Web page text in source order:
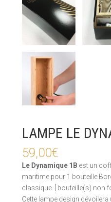
LAMPE LE
59,00€
Le Dynamique 1B est un
maritime pour 1 bouteille
classique. [ bouteille(s) non
Cette lampe design